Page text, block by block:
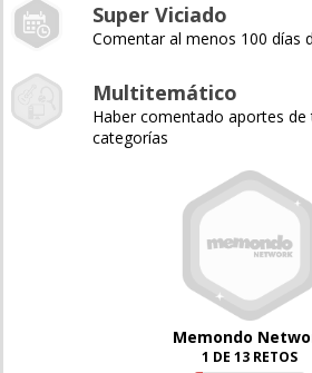
Super Viciado
Comentar al menos 100 días
Multitemático
Haber comentado aportes de
categorías
Memondo
1 DE 13 RETOS